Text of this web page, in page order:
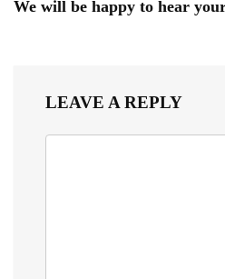
We will be happy to hear
LEAVE A REPLY